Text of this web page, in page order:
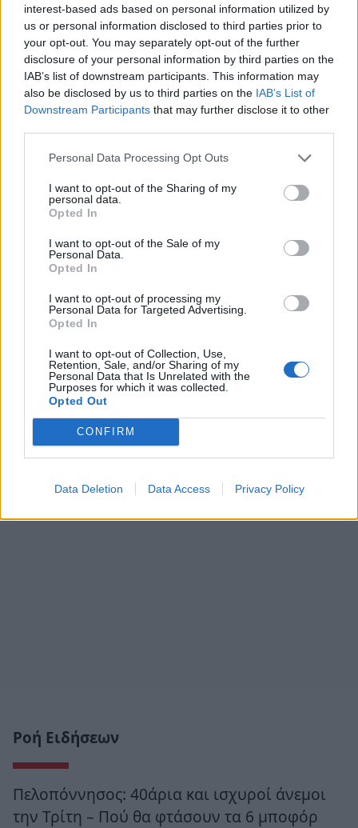
interest-based ads based on personal information utilized by
us or personal information disclosed to third parties prior to
your opt-out. You may separately opt-out of the further
disclosure of your personal information by third parties on the
IAB’s list of downstream participants. This information may
also be disclosed by us to third parties on the IAB’s List of
Downstream Participants that may further disclose it to other
Personal Data Processing Opt Outs
I want to opt-out of the Sharing of my
personal data.
Opted In
I want to opt-out of the Sale of my
Personal Data.
Opted In
I want to opt-out of processing my
Personal Data for Targeted Advertising.
Opted In
I want to opt-out of Collection, Use,
Retention, Sale, and/or Sharing of my
Personal Data that Is Unrelated with the
Purposes for which it was collected.
Opted Out
CONFIRM
Data Deletion Data Access Privacy Policy
Οι συλληφθέντες θα οδηγηθούν στον κ.
Εισαγγελέα Πλημμελειοδικών Καλαμάτας, ενώ η
αστυνομική έρευνα και η προανάκριση
διενεργούνται από την Υποδιεύθυνση
Ασφαλείας Καλαμάτας.
Ροή Ειδήσεων
Πελοπόννησος: 40άρια και ισχυροί άνεμοι
την Τρίτη – Πού θα φτάσουν τα 6 μποφόρ